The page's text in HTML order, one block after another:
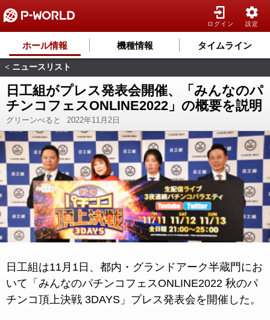
ログイン 設定
ホール情報 機種情報 タイムライン
< ニュースリスト
日工組がプレス発表会開催、「みんなのパ
チンコフェスONLINE2022」の概要を説明
グリーンべると 2022年11月2日
日工組は11月1日、都内・グランドアーク半蔵門にお
いて「みんなのパチンコフェスONLINE2022 秋のパ
チンコ頂上決戦 3DAYS」プレス発表会を開催した。